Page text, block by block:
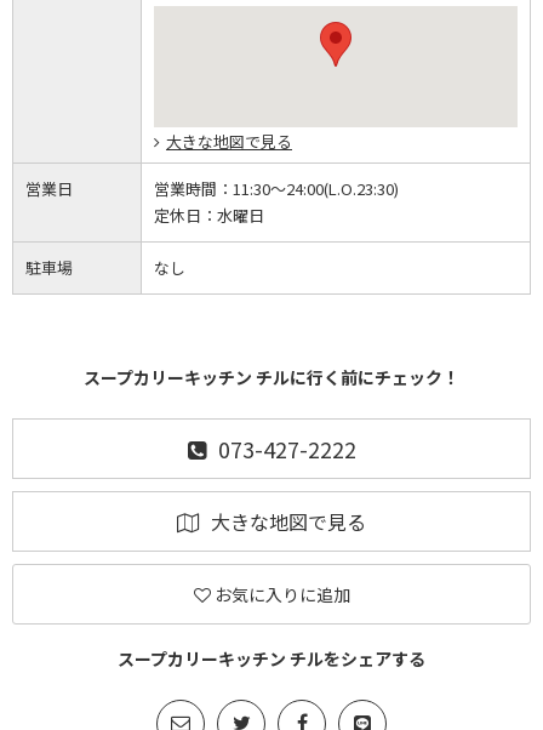
大きな地図で見る
営業日 営業時間： 11:30～24:00(L.O.23:30)
定休日： 水曜日
駐車場 なし
スープカリーキッチン チルに行く前にチェック！
073-427-2222
大きな地図で見る
お気に入りに追加
スープカリーキッチン チルをシェアする